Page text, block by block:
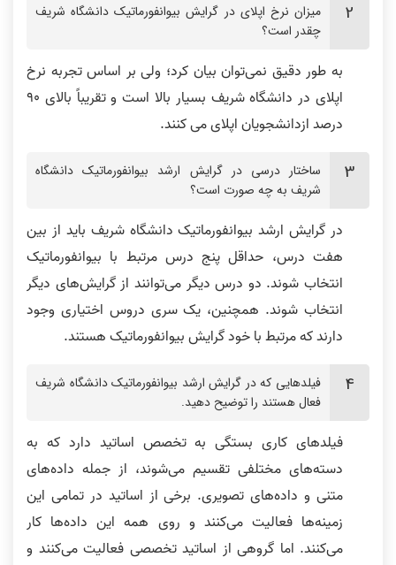
میزان نرخ اپلای در گرایش بیوانفورماتیک دانشگاه شریف
چقدر است؟
به طور دقیق نمی‌توان بیان کرد؛ ولی بر اساس تجربه نرخ
اپلای در دانشگاه شریف بسیار بالا است و تقریباً بالای 90
درصد ازدانشجویان اپلای می کنند.
ساختار درسی در گرایش ارشد بیوانفورماتیک دانشگاه
شریف به چه صورت است؟
در گرایش ارشد بیوانفورماتیک دانشگاه شریف باید از بین
هفت درس، حداقل پنج درس مرتبط با بیوانفورماتیک
انتخاب شوند. دو درس دیگر می‌توانند از گرایش‌های دیگر
انتخاب شوند. همچنین، یک سری دروس اختیاری وجود
دارند که مرتبط با خود گرایش بیوانفورماتیک هستند.
فیلدهایی که در گرایش ارشد بیوانفورماتیک دانشگاه شریف
فعال هستند را توضیح دهید.
فیلدهای کاری بستگی به تخصص اساتید دارد که به
دسته‌های مختلفی تقسیم می‌شوند، از جمله داده‌های
متنی و داده‌های تصویری. برخی از اساتید در تمامی این
زمینه‌ها فعالیت می‌کنند و روی همه این داده‌ها کار
می‌کنند. اما گروهی از اساتید تخصصی فعالیت می‌کنند و